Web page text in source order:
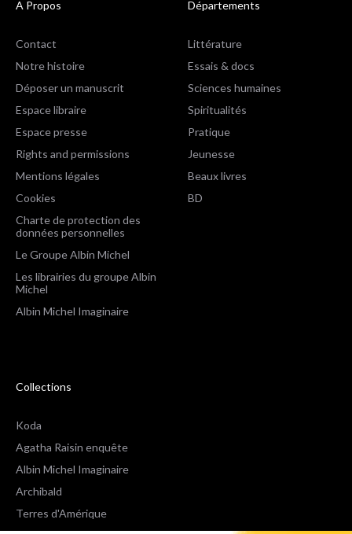
A Propos
Contact
Notre histoire
Déposer un manuscrit
Espace libraire
Espace presse
Rights and permissions
Mentions légales
Cookies
Charte de protection des
données personnelles
Le Groupe Albin Michel
Les librairies du groupe Albin
Michel
Albin Michel Imaginaire
Départements
Littérature
Essais & docs
Sciences humaines
Spiritualités
Pratique
Jeunesse
Beaux livres
BD
Collections
Koda
Agatha Raisin enquête
Albin Michel Imaginaire
Archibald
Terres d'Amérique